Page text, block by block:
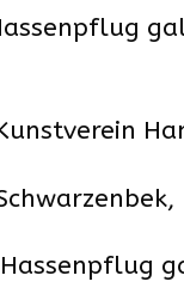
Hassenpflug